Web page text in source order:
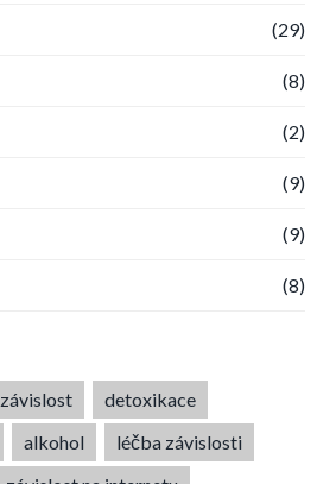
(29)
(8)
(2)
(9)
(9)
(8)
závislost
detoxikace
alkohol
léčba závislosti